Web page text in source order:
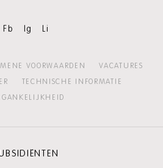
Fb Ig Li
VOORWAARDEN
VACATURES
TECHNISCHE INFORMATIE